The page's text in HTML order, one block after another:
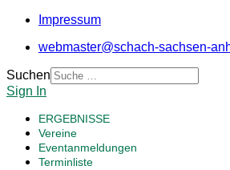
Impressum
webmaster@schach-sachsen-
Suchen
Sign In
ERGEBNISSE
Vereine
Eventanmeldungen
Terminliste